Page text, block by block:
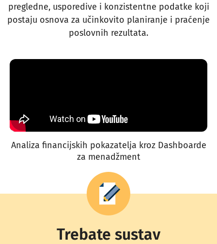
pregledne, usporedive i konzistentne podatke koji
postaju osnova za učinkovito planiranje i praćenje
poslovnih rezultata.
Analiza financijskih pokazatelja kroz Dashboarde
za menadžment
Trebate sustav